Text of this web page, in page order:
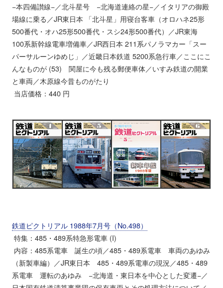
−本四備讃線−／北斗星号 −北海道連絡の星−／イタリアの御殿
場線に乗る／JR東日本 「北斗星」用寝台客車（オロハネ25形
500番代・オハ25形500番代・スシ24形500番代）／JR東海
100系新幹線電車増備車／JR西日本 211系パノラマカー「スー
パーサルーンゆめじ」／近畿日本鉄道 5200系急行車／ここにこ
んなものが (53) 関屋に今も残る郵便車体／いすみ鉄道の開業
と車両／木原線今昔ものがたり
当店価格：440 円
鉄道ピクトリアル 1988年7月号（No.498）
特集：485・489系特急形電車 (I)
内容：485系電車 誕生の頃／485・489系電車 車両のあゆみ
（新製車編）／JR東日本 485・489系電車の現況／485・489
系電車 運転のあゆみ −北海道・東日本を中心とした変遷−／